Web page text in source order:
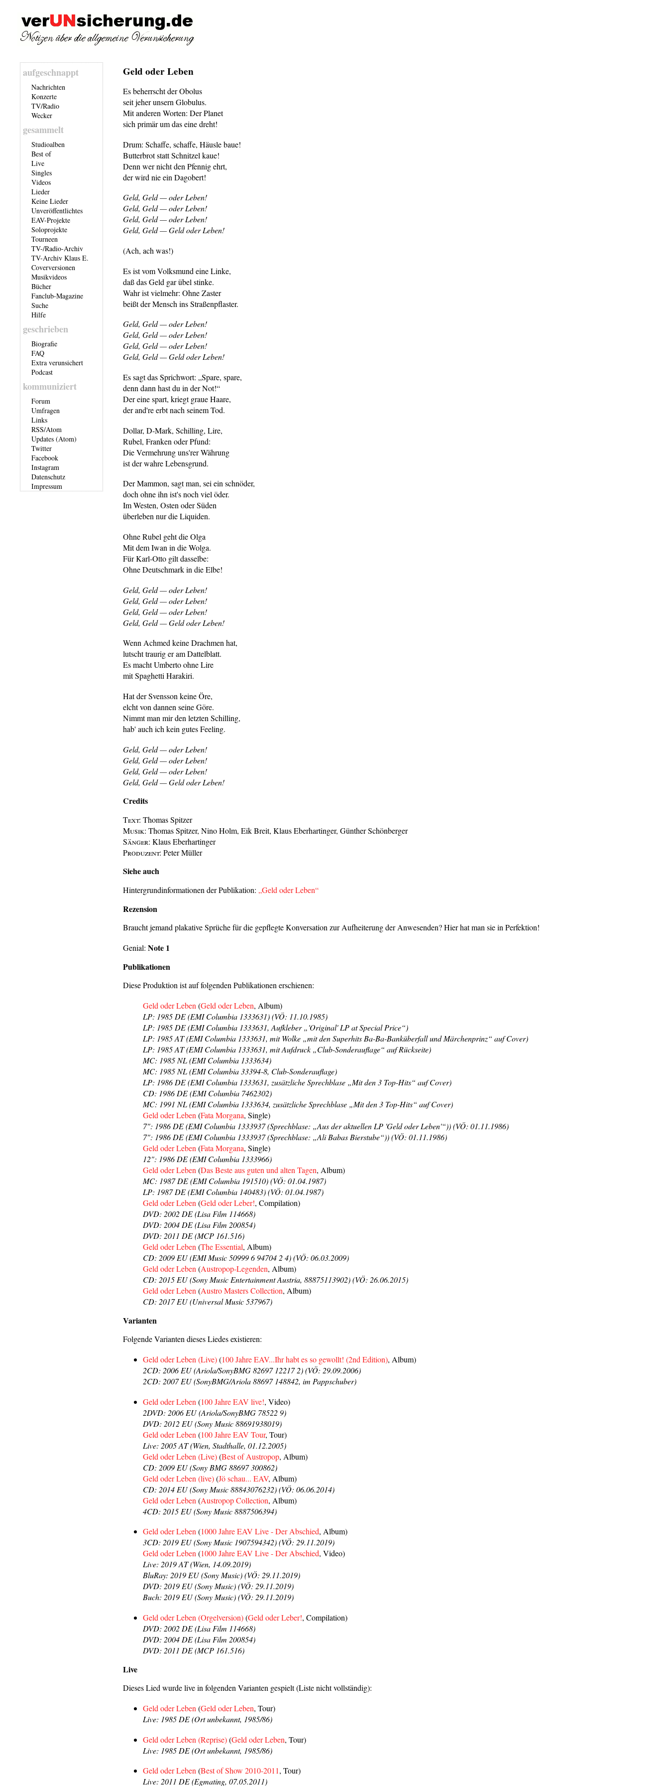
aufgeschnappt
Nachrichten
Konzerte
TV/Radio
Wecker
gesammelt
Studioalben
Best of
Live
Singles
Videos
Lieder
Keine Lieder
Unveröffentlichtes
EAV-Projekte
Soloprojekte
Tourneen
TV-/Radio-Archiv
TV-Archiv Klaus E.
Coverversionen
Musikvideos
Bücher
Fanclub-Magazine
Suche
Hilfe
geschrieben
Biografie
FAQ
Extra verunsichert
Podcast
kommuniziert
Forum
Umfragen
Links
RSS/Atom
Updates (Atom)
Twitter
Facebook
Instagram
Datenschutz
Impressum
Geld oder Leben
Es beherrscht der Obolus
seit jeher unsern Globulus.
Mit anderen Worten: Der Planet
sich primär um das eine dreht!
Drum: Schaffe, schaffe, Häusle baue!
Butterbrot statt Schnitzel kaue!
Denn wer nicht den Pfennig ehrt,
der wird nie ein Dagobert!
Geld, Geld — oder Leben!
Geld, Geld — oder Leben!
Geld, Geld — oder Leben!
Geld, Geld — Geld oder Leben!
(Ach, ach was!)
Es ist vom Volksmund eine Linke,
daß das Geld gar übel stinke.
Wahr ist vielmehr: Ohne Zaster
beißt der Mensch ins Straßenpflaster.
Geld, Geld — oder Leben!
Geld, Geld — oder Leben!
Geld, Geld — oder Leben!
Geld, Geld — Geld oder Leben!
Es sagt das Sprichwort: „Spare, spare,
denn dann hast du in der Not!“
Der eine spart, kriegt graue Haare,
der and're erbt nach seinem Tod.
Dollar, D-Mark, Schilling, Lire,
Rubel, Franken oder Pfund:
Die Vermehrung uns'rer Währung
ist der wahre Lebensgrund.
Der Mammon, sagt man, sei ein schnöder,
doch ohne ihn ist's noch viel öder.
Im Westen, Osten oder Süden
überleben nur die Liquiden.
Ohne Rubel geht die Olga
Mit dem Iwan in die Wolga.
Für Karl-Otto gilt dasselbe:
Ohne Deutschmark in die Elbe!
Geld, Geld — oder Leben!
Geld, Geld — oder Leben!
Geld, Geld — oder Leben!
Geld, Geld — Geld oder Leben!
Wenn Achmed keine Drachmen hat,
lutscht traurig er am Dattelblatt.
Es macht Umberto ohne Lire
mit Spaghetti Harakiri.
Hat der Svensson keine Öre,
elcht von dannen seine Göre.
Nimmt man mir den letzten Schilling,
hab' auch ich kein gutes Feeling.
Geld, Geld — oder Leben!
Geld, Geld — oder Leben!
Geld, Geld — oder Leben!
Geld, Geld — Geld oder Leben!
Credits
Text: Thomas Spitzer
Musik: Thomas Spitzer, Nino Holm, Eik Breit, Klaus Eberhartinger, Günther Schönberger
Sänger: Klaus Eberhartinger
Produzent: Peter Müller
Siehe auch
Hintergrundinformationen der Publikation: „Geld oder Leben“
Rezension
Braucht jemand plakative Sprüche für die gepflegte Konversation zur Aufheiterung der Anwesenden? Hier hat man sie in Perfektion!
Genial: Note 1
Publikationen
Diese Produktion ist auf folgenden Publikationen erschienen:
Geld oder Leben (Geld oder Leben, Album)
LP: 1985 DE (EMI Columbia 1333631) (VÖ: 11.10.1985)
LP: 1985 DE (EMI Columbia 1333631, Aufkleber „'Original' LP at Special Price“)
LP: 1985 AT (EMI Columbia 1333631, mit Wolke „mit den Superhits Ba-Ba-Banküberfall und Märchenprinz“ auf Cover)
LP: 1985 AT (EMI Columbia 1333631, mit Aufdruck „Club-Sonderauflage“ auf Rückseite)
MC: 1985 NL (EMI Columbia 1333634)
MC: 1985 NL (EMI Columbia 33394-8, Club-Sonderauflage)
LP: 1986 DE (EMI Columbia 1333631, zusätzliche Sprechblase „Mit den 3 Top-Hits“ auf Cover)
CD: 1986 DE (EMI Columbia 7462302)
MC: 1991 NL (EMI Columbia 1333634, zusätzliche Sprechblase „Mit den 3 Top-Hits“ auf Cover)
Geld oder Leben (Fata Morgana, Single)
7": 1986 DE (EMI Columbia 1333937 (Sprechblase: „Aus der aktuellen LP 'Geld oder Leben'“)) (VÖ: 01.11.1986)
7": 1986 DE (EMI Columbia 1333937 (Sprechblase: „Ali Babas Bierstube“)) (VÖ: 01.11.1986)
Geld oder Leben (Fata Morgana, Single)
12": 1986 DE (EMI Columbia 1333966)
Geld oder Leben (Das Beste aus guten und alten Tagen, Album)
MC: 1987 DE (EMI Columbia 191510) (VÖ: 01.04.1987)
LP: 1987 DE (EMI Columbia 140483) (VÖ: 01.04.1987)
Geld oder Leben (Geld oder Leber!, Compilation)
DVD: 2002 DE (Lisa Film 114668)
DVD: 2004 DE (Lisa Film 200854)
DVD: 2011 DE (MCP 161.516)
Geld oder Leben (The Essential, Album)
CD: 2009 EU (EMI Music 50999 6 94704 2 4) (VÖ: 06.03.2009)
Geld oder Leben (Austropop-Legenden, Album)
CD: 2015 EU (Sony Music Entertainment Austria, 88875113902) (VÖ: 26.06.2015)
Geld oder Leben (Austro Masters Collection, Album)
CD: 2017 EU (Universal Music 537967)
Varianten
Folgende Varianten dieses Liedes existieren:
Geld oder Leben (Live)(100 Jahre EAV...Ihr habt es so gewollt! (2nd Edition), Album)
2CD: 2006 EU (Ariola/SonyBMG 82697 12217 2) (VÖ: 29.09.2006)
2CD: 2007 EU (SonyBMG/Ariola 88697 148842, im Pappschuber)
Geld oder Leben (100 Jahre EAV live!, Video)
2DVD: 2006 EU (Ariola/SonyBMG 78522 9)
DVD: 2012 EU (Sony Music 88691938019)
Geld oder Leben (100 Jahre EAV Tour, Tour)
Live: 2005 AT (Wien, Stadthalle, 01.12.2005)
Geld oder Leben (Live)(Best of Austropop, Album)
CD: 2009 EU (Sony BMG 88697 300862)
Geld oder Leben (live)(Jö schau... EAV, Album)
CD: 2014 EU (Sony Music 88843076232) (VÖ: 06.06.2014)
Geld oder Leben (Austropop Collection, Album)
4CD: 2015 EU (Sony Music 8887506394)
Geld oder Leben(1000 Jahre EAV Live - Der Abschied, Album)
3CD: 2019 EU (Sony Music 1907594342) (VÖ: 29.11.2019)
Geld oder Leben(1000 Jahre EAV Live - Der Abschied, Video)
Live: 2019 AT (Wien, 14.09.2019)
BluRay: 2019 EU (Sony Music) (VÖ: 29.11.2019)
DVD: 2019 EU (Sony Music) (VÖ: 29.11.2019)
Buch: 2019 EU (Sony Music) (VÖ: 29.11.2019)
Geld oder Leben (Orgelversion)(Geld oder Leber!, Compilation)
DVD: 2002 DE (Lisa Film 114668)
DVD: 2004 DE (Lisa Film 200854)
DVD: 2011 DE (MCP 161.516)
Live
Dieses Lied wurde live in folgenden Varianten gespielt (Liste nicht vollständig):
Geld oder Leben (Geld oder Leben, Tour)
Live: 1985 DE (Ort unbekannt, 1985/86)
Geld oder Leben (Reprise)(Geld oder Leben, Tour)
Live: 1985 DE (Ort unbekannt, 1985/86)
Geld oder Leben(Best of Show 2010-2011, Tour)
Live: 2011 DE (Egmating, 07.05.2011)